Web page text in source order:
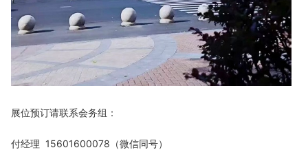
展位预订请联系会务组：
付经理 15601600078（微信同号）